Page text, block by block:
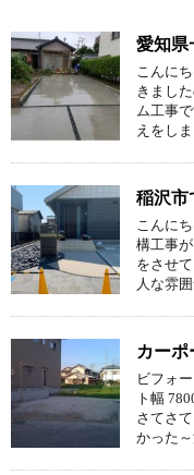
愛知県
こんに
きまし
ム工事
えをし
稲沢市
こんに
構工事
をさせ
人な雰
カーポ
ビフォ
ト幅
さてさ
かった